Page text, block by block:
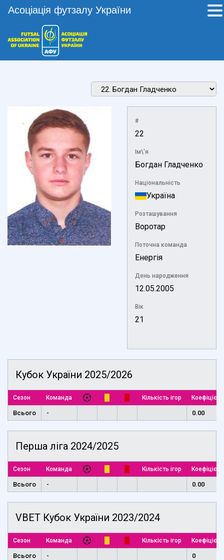
#
22
Ім\'я
Богдан Гладченко
Національність
Україна
Розташування
Воротар
Поточна команда
Енергія
День народження
12.05.2005
Вік
21
Кубок України 2025/2026
Сезон Команда Кількість ігор
Всього - 0.00
Перша ліга 2024/2025
Сезон Команда Кількість ігор
Всього - 0.00
VBET Кубок України 2023/2024
Сезон Команда Кількість ігор
Всього - 0
Асоціація футзалу України